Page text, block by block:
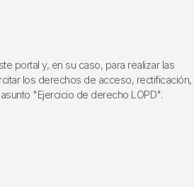
portal y, en su caso, para realizar las
los derechos de acceso, rectificación,
"Ejercicio de derecho LOPD".